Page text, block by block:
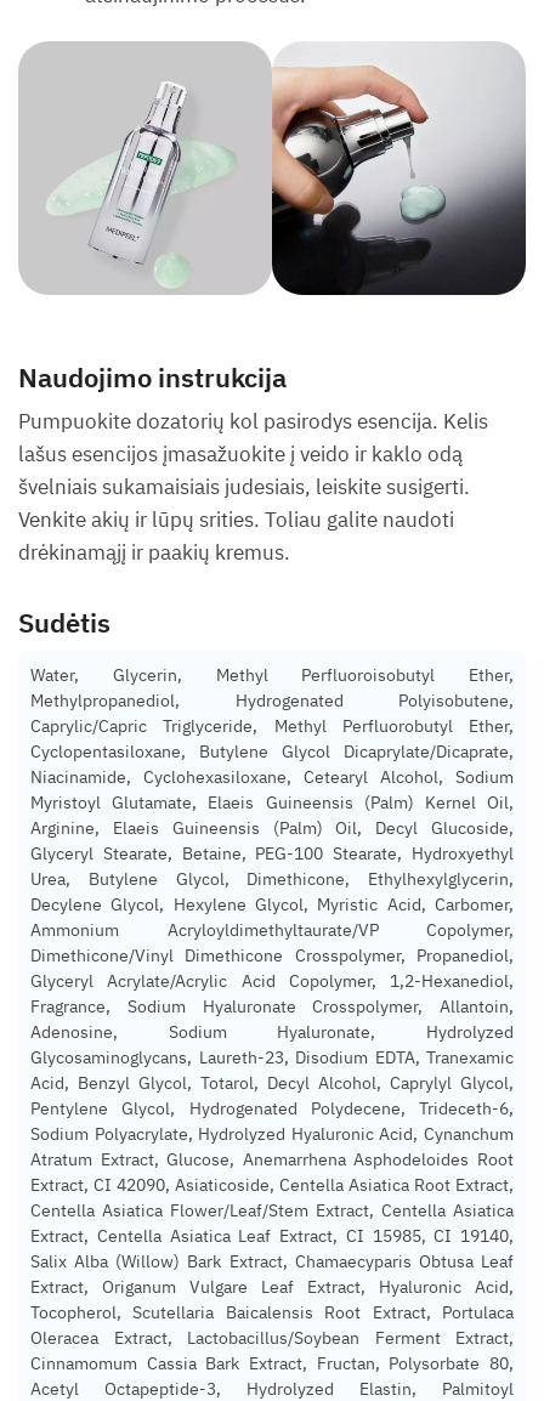
Naudojimo instrukcija
Pumpuokite dozatorių kol pasirodys esencija. Kelis
lašus esencijos įmasažuokite į veido ir kaklo odą
švelniais sukamaisiais judesiais, leiskite susigerti.
Venkite akių ir lūpų srities. Toliau galite naudoti
drėkinamąjį ir paakių kremus.
Sudėtis
Water, Glycerin, Methyl Perfluoroisobutyl Ether,
Methylpropanediol, Hydrogenated Polyisobutene,
Caprylic/Capric Triglyceride, Methyl Perfluorobutyl Ether,
Cyclopentasiloxane, Butylene Glycol Dicaprylate/Dicaprate,
Niacinamide, Cyclohexasiloxane, Cetearyl Alcohol, Sodium
Myristoyl Glutamate, Elaeis Guineensis (Palm) Kernel Oil,
Arginine, Elaeis Guineensis (Palm) Oil, Decyl Glucoside,
Glyceryl Stearate, Betaine, PEG-100 Stearate, Hydroxyethyl
Urea, Butylene Glycol, Dimethicone, Ethylhexylglycerin,
Decylene Glycol, Hexylene Glycol, Myristic Acid, Carbomer,
Ammonium Acryloyldimethyltaurate/VP Copolymer,
Dimethicone/Vinyl Dimethicone Crosspolymer, Propanediol,
Glyceryl Acrylate/Acrylic Acid Copolymer, 1,2-Hexanediol,
Fragrance, Sodium Hyaluronate Crosspolymer, Allantoin,
Adenosine, Sodium Hyaluronate, Hydrolyzed
Glycosaminoglycans, Laureth-23, Disodium EDTA, Tranexamic
Acid, Benzyl Glycol, Totarol, Decyl Alcohol, Caprylyl Glycol,
Pentylene Glycol, Hydrogenated Polydecene, Trideceth-6,
Sodium Polyacrylate, Hydrolyzed Hyaluronic Acid, Cynanchum
Atratum Extract, Glucose, Anemarrhena Asphodeloides Root
Extract, CI 42090, Asiaticoside, Centella Asiatica Root Extract,
Centella Asiatica Flower/Leaf/Stem Extract, Centella Asiatica
Extract, Centella Asiatica Leaf Extract, CI 15985, CI 19140,
Salix Alba (Willow) Bark Extract, Chamaecyparis Obtusa Leaf
Extract, Origanum Vulgare Leaf Extract, Hyaluronic Acid,
Tocopherol, Scutellaria Baicalensis Root Extract, Portulaca
Oleracea Extract, Lactobacillus/Soybean Ferment Extract,
Cinnamomum Cassia Bark Extract, Fructan, Polysorbate 80,
Acetyl Octapeptide-3, Hydrolyzed Elastin, Palmitoyl